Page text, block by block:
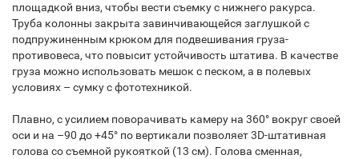
площадкой вниз, чтобы вести съемку с нижнего ракурса.
Труба колонны закрыта завинчивающейся заглушкой с
подпружиненным крюком для подвешивания груза-
противовеса, что повысит устойчивость штатива. В качестве
груза можно использовать мешок с песком, а в полевых
условиях – сумку с фототехникой.
Плавно, с усилием поворачивать камеру на 360° вокруг своей
оси и на –90 до +45° по вертикали позволяет 3D-штативная
голова со съемной рукояткой (13 см). Голова сменная,